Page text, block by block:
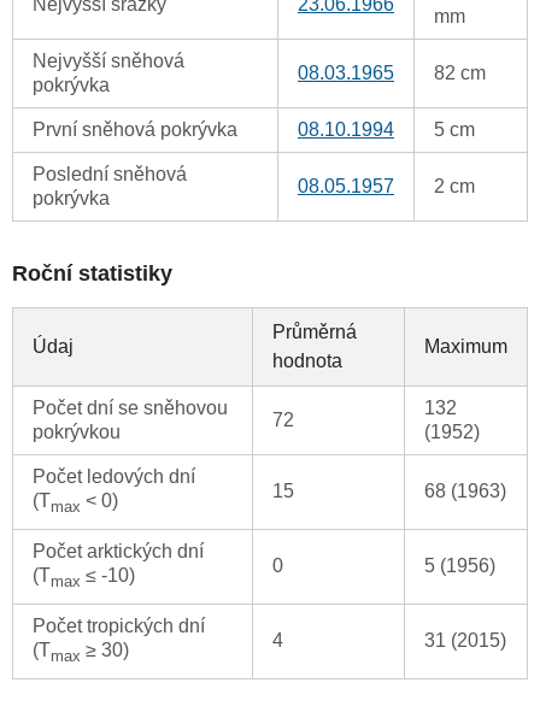
Nejvyšší srážky 23.06.1966
mm
Nejvyšší sněhová
pokrývka
08.03.1965 82 cm
První sněhová pokrývka 08.10.1994 5 cm
Poslední sněhová
pokrývka
08.05.1957 2 cm
Roční statistiky
Údaj
Průměrná
hodnota
Maximum
Počet dní se sněhovou
pokrývkou
72
132
(1952)
Počet ledových dní
(Tmax < 0) 15 68 (1963)
Počet arktických dní
(Tmax ≤ -10) 0 5 (1956)
Počet tropických dní
(Tmax ≥ 30) 4 31 (2015)